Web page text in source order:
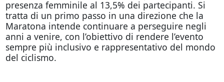
presenza femminile al 13,5% dei partecipanti. Si
tratta di un primo passo in una direzione che la
Maratona intende continuare a perseguire negli
anni a venire, con l’obiettivo di rendere l’evento
sempre più inclusivo e rappresentativo del mondo
del ciclismo.